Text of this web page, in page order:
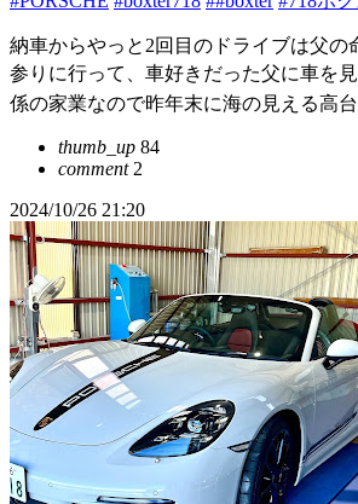
納車からやっと2回目のドライブは父の
参りに行って、車好きだった父に車を見
係の家業なので昨年末に海の見える高
thumb_up 84
comment2
2024/10/26 21:20